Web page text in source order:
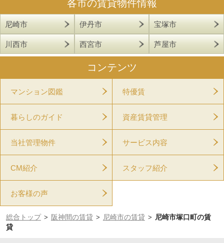
各市の賃貸物件情報
尼崎市 伊丹市 宝塚市
川西市 西宮市 芦屋市
コンテンツ
マンション図鑑 特優賃
暮らしのガイド 資産賃貸管理
当社管理物件 サービス内容
CM紹介 スタッフ紹介
お客様の声
総合トップ > 阪神間の賃貸 > 尼崎市の賃貸 > 尼崎市塚口町の賃
貸